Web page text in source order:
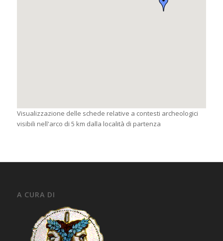
Visualizzazione delle schede relative a contesti archeologici
visibili nell'arco di 5 km dalla località di partenza
A CURA DI